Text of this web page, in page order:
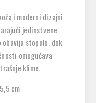
i moderni dizajni
jedinstvene
obavija stopalo, dok
omogućava
klime.
cm